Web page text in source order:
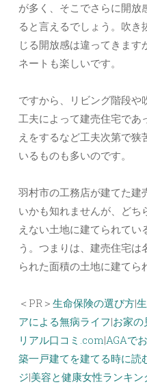
が多く、そこでさらに開放
ると言えるでしょう。吹
じる開放感は違ってきます
ネートも楽しいです。
ですから、リビング階段や
工夫によって建売住宅であ
えをするなど工夫次第で
いるものも多いのです。
羽村市の工務店が建てた建
いかも知れませんが、ど
えない土地に建てられてい
う。つまりは、建売住宅
られた面積の土地に建てら
＜PR＞ 生命保険の選び方|
アによる無病ライフ|お家の
リアル口コミ.com|AGAで
築一戸建てを建てる時に読
ジ|美容と健康女性ランキン